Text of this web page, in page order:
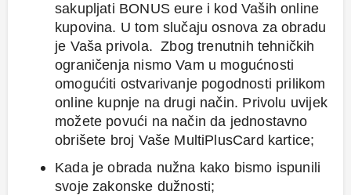
sakupljati BONUS eure i kod Vaših online
kupovina. U tom slučaju osnova za obradu
je Vaša privola. Zbog trenutnih tehničkih
ograničenja nismo Vam u mogućnosti
omogućiti ostvarivanje pogodnosti prilikom
online kupnje na drugi način. Privolu uvijek
možete povući na način da jednostavno
obrišete broj Vaše MultiPlusCard kartice;
Kada je obrada nužna kako bismo ispunili
svoje zakonske dužnosti;